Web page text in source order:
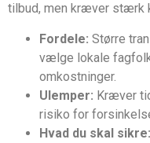
tilbud, men kræver stærk
Fordele: Større
vælge lokale
omkostninger.
Ulemper: Kræver
risiko for
Hvad du skal sikre: